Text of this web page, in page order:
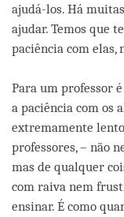
ajudá-los. Há
ajudar. Temos que
paciência com elas,
Para um professor
a paciência com os
extremamente
professores, – não
mas de qualquer
com raiva nem
ensinar. É como